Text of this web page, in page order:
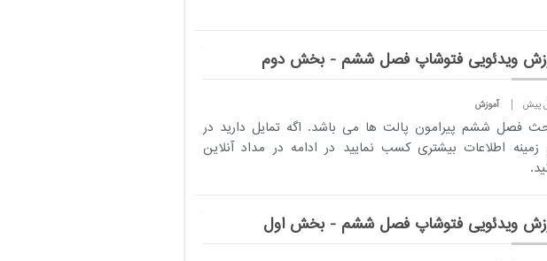
ویدئویی فتوشاپ فصل ششم - بخش دوم
آموزش
فصل ششم پیرامون پالت ها می باشد. اگه ​تمایل دارید در
زمینه اطلاعات بیشتری کسب نمایید در ادامه در مداد آنلاین
ویدئویی فتوشاپ فصل ششم - بخش اول